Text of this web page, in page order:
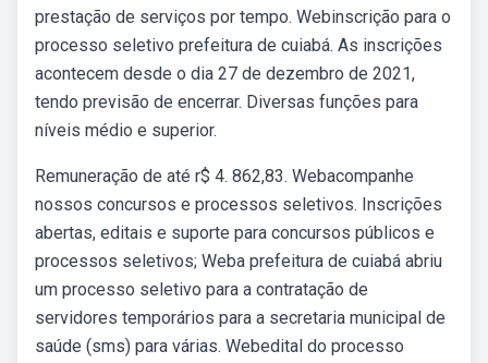
prestação de serviços por tempo. Webinscrição para o
processo seletivo prefeitura de cuiabá. As inscrições
acontecem desde o dia 27 de dezembro de 2021,
tendo previsão de encerrar. Diversas funções para
níveis médio e superior.
Remuneração de até r$ 4. 862,83. Webacompanhe
nossos concursos e processos seletivos. Inscrições
abertas, editais e suporte para concursos públicos e
processos seletivos; Weba prefeitura de cuiabá abriu
um processo seletivo para a contratação de
servidores temporários para a secretaria municipal de
saúde (sms) para várias. Webedital do processo